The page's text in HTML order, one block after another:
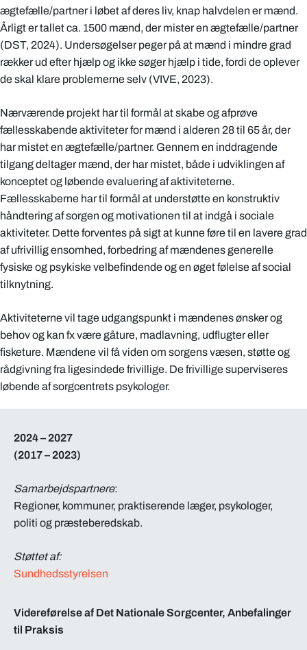
ægtefælle/partner i løbet af deres liv, knap halvdelen er mænd.
Årligt er tallet ca. 1500 mænd, der mister en ægtefælle/partner
(DST, 2024). Undersøgelser peger på at mænd i mindre grad
rækker ud efter hjælp og ikke søger hjælp i tide, fordi de oplever
de skal klare problemerne selv (VIVE, 2023).
Nærværende projekt har til formål at skabe og afprøve
fællesskabende aktiviteter for mænd i alderen 28 til 65 år, der
har mistet en ægtefælle/partner. Gennem en inddragende
tilgang deltager mænd, der har mistet, både i udviklingen af
konceptet og løbende evaluering af aktiviteterne.
Fællesskaberne har til formål at understøtte en konstruktiv
håndtering af sorgen og motivationen til at indgå i sociale
aktiviteter. Dette forventes på sigt at kunne føre til en lavere grad
af ufrivillig ensomhed, forbedring af mændenes generelle
fysiske og psykiske velbefindende og en øget følelse af social
tilknytning.
Aktiviteterne vil tage udgangspunkt i mændenes ønsker og
behov og kan fx være gåture, madlavning, udflugter eller
fisketure. Mændene vil få viden om sorgens væsen, støtte og
rådgivning fra ligesindede frivillige. De frivillige superviseres
løbende af sorgcentrets psykologer.
2024 – 2027
(2017 – 2023)
Samarbejdspartnere:
Regioner, kommuner, praktiserende læger, psykologer,
politi og præsteberedskab.
Støttet af:
Sundhedsstyrelsen
Videreførelse af Det Nationale Sorgcenter, Anbefalinger
til Praksis